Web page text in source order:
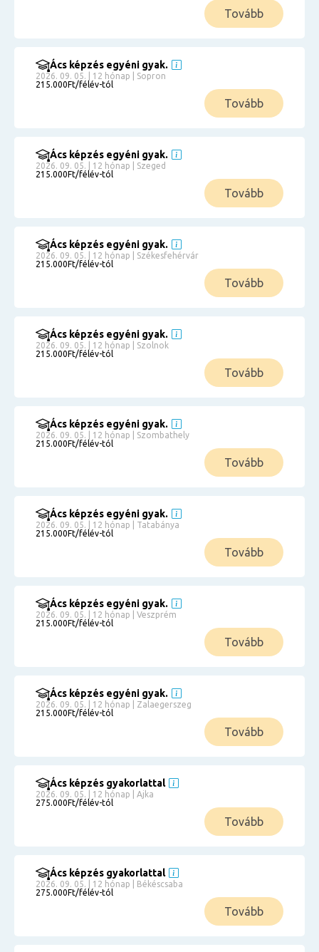
Tovább
Ács képzés egyéni gyak.
2026. 09. 05. | 12 hónap | Sopron
215.000Ft/félév-tól
Tovább
Ács képzés egyéni gyak.
2026. 09. 05. | 12 hónap | Szeged
215.000Ft/félév-tól
Tovább
Ács képzés egyéni gyak.
2026. 09. 05. | 12 hónap | Székesfehérvár
215.000Ft/félév-tól
Tovább
Ács képzés egyéni gyak.
2026. 09. 05. | 12 hónap | Szolnok
215.000Ft/félév-tól
Tovább
Ács képzés egyéni gyak.
2026. 09. 05. | 12 hónap | Szombathely
215.000Ft/félév-tól
Tovább
Ács képzés egyéni gyak.
2026. 09. 05. | 12 hónap | Tatabánya
215.000Ft/félév-tól
Tovább
Ács képzés egyéni gyak.
2026. 09. 05. | 12 hónap | Veszprém
215.000Ft/félév-tól
Tovább
Ács képzés egyéni gyak.
2026. 09. 05. | 12 hónap | Zalaegerszeg
215.000Ft/félév-tól
Tovább
Ács képzés gyakorlattal
2026. 09. 05. | 12 hónap | Ajka
275.000Ft/félév-tól
Tovább
Ács képzés gyakorlattal
2026. 09. 05. | 12 hónap | Békéscsaba
275.000Ft/félév-tól
Tovább